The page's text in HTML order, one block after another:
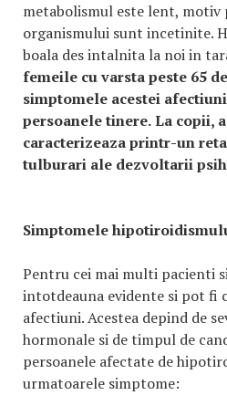
metabolismul este lent,
organismului sunt incetinite.
boala des intalnita la noi in
femeile cu varsta peste 65
simptomele acestei afectiuni
persoanele tinere.La copii,
caracterizeaza printr-un
tulburari ale dezvoltarii
Simptomele
Pentru cei mai multi pacienti
intotdeauna evidente si pot fi
afectiuni. Acestea depind de
hormonale si de timpul de
persoanele afectate de
urmatoarele simptome: